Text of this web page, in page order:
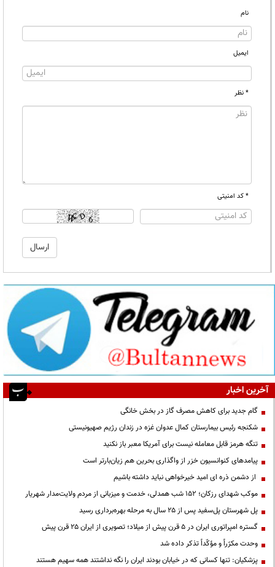
نام
ایمیل
* نظر
* کد امنیتی
آخرین اخبار
گام جدید برای کاهش مصرف گاز در بخش خانگی
شکنجه رئیس بیمارستان کمال عدوان غزه در زندان رژیم صهیونیستی
تنگه هرمز قابل معامله نیست برای آمریکا معبر باز نکنید
پیامدهای کنوانسیون خزر از واگذاری بحرین هم زیان‌بارتر است
از دشمن ذره ای امید خیرخواهی نباید داشته باشیم
موکب شهدای رزکان؛ ۱۵۲ شب همدلی، خدمت و میزبانی از مردم ولایت‌مدار شهریار
پل شهرستان پل‌سفید پس از ۲۵ سال به مرحله بهره‌برداری رسید
گستره امپراتوری ایران در ۵ قرن پیش از میلاد؛ تصویری از ایران ۲۵ قرن پیش
وحدت مکرّراً و مؤکّداً تذکر داده شد
پزشکیان: تنها کسانی که در خیابان بودند ایران را نگه نداشتند همه سهیم هستند